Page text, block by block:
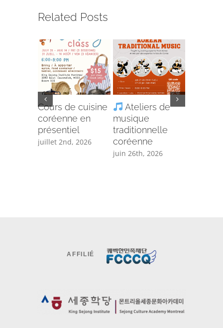
Related Posts
Cours de cuisine
coréenne en
présentiel
juillet 2nd, 2026
Ateliers de
musique
traditionnelle
coréenne
juin 26th, 2026
AFFILIÉ